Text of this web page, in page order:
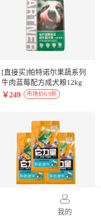
[直接买]帕特诺尔果蔬系列
牛肉蓝莓配方成犬粮12kg
￥249 市场价6.9折
[直接买]它力量犬用全价三
文鱼鸡肉犬粮试吃装50g*3
我的